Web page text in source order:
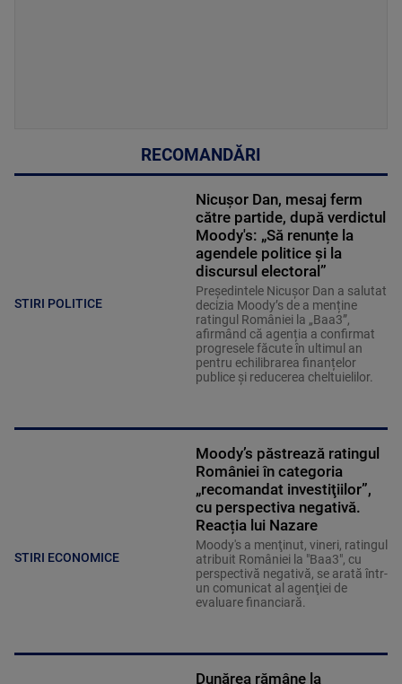
RECOMANDĂRI
STIRI POLITICE
Nicușor Dan, mesaj ferm
către partide, după verdictul
Moody's: „Să renunțe la
agendele politice şi la
discursul electoral”
Președintele Nicușor Dan a salutat
decizia Moody’s de a menține
ratingul României la „Baa3”,
afirmând că agenția a confirmat
progresele făcute în ultimul an
pentru echilibrarea finanțelor
publice și reducerea cheltuielilor.
STIRI ECONOMICE
Moody’s păstrează ratingul
României în categoria
„recomandat investiţiilor”,
cu perspectiva negativă.
Reacția lui Nazare
Moody's a menţinut, vineri, ratingul
atribuit României la "Baa3", cu
perspectivă negativă, se arată într-
un comunicat al agenţiei de
evaluare financiară.
Dunărea rămâne la